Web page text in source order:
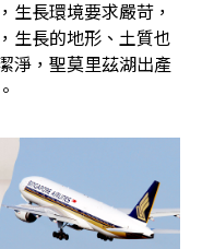
生長環境要求嚴苛，
生長的地形、土質也
淨，聖莫里茲湖出產